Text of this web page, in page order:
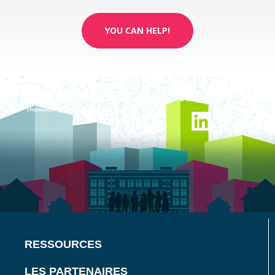
YOU CAN HELP!
RESSOURCES
LES PARTENAIRES